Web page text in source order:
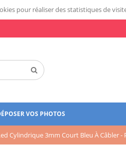
pour réaliser des statistiques de
VOS PHOTOS
Cylindrique 3mm Court Bleu À Câbler -